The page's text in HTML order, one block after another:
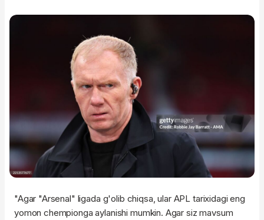
"Agar "Arsenal" ligada g'olib chiqsa, ular APL tarixidagi eng
yomon chempionga aylanishi mumkin. Agar siz mavsum